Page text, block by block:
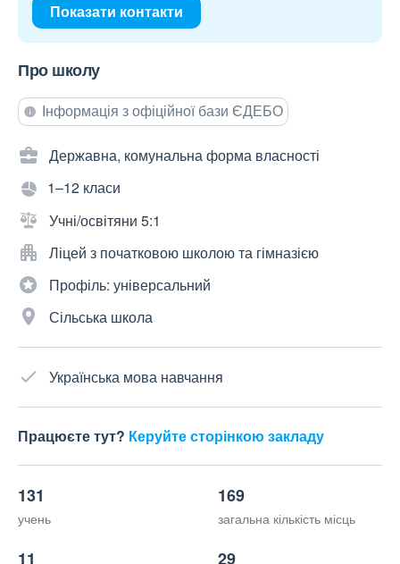
Показати контакти
Про школу
Інформація з офіційної бази ЄДЕБО
Державна, комунальна форма власності
1–12 класи
Учні/освітяни 5:1
Ліцей з початковою школою та гімназією
Профіль: універсальний
Сільська школа
Українська мова навчання
Працюєте тут? Керуйте сторінкою закладу
131
учень
169
загальна кількість місць
11 29